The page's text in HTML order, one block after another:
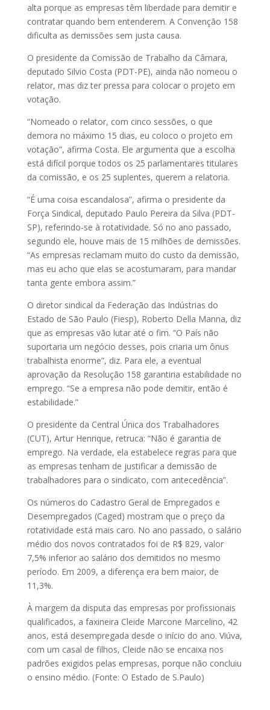
alta porque as empresas têm liberdade para demitir e
contratar quando bem entenderem. A Convenção 158
dificulta as demissões sem justa causa.
O presidente da Comissão de Trabalho da Câmara,
deputado Silvio Costa (PDT-PE), ainda não nomeou o
relator, mas diz ter pressa para colocar o projeto em
votação.
“Nomeado o relator, com cinco sessões, o que
demora no máximo 15 dias, eu coloco o projeto em
votação”, afirma Costa. Ele argumenta que a escolha
está difícil porque todos os 25 parlamentares titulares
da comissão, e os 25 suplentes, querem a relatoria.
“É uma coisa escandalosa”, afirma o presidente da
Força Sindical, deputado Paulo Pereira da Silva (PDT-
SP), referindo-se à rotatividade. Só no ano passado,
segundo ele, houve mais de 15 milhões de demissões.
“As empresas reclamam muito do custo da demissão,
mas eu acho que elas se acostumaram, para mandar
tanta gente embora assim.”
O diretor sindical da Federação das Indústrias do
Estado de São Paulo (Fiesp), Roberto Della Manna, diz
que as empresas vão lutar até o fim. “O País não
suportaria um negócio desses, pois criaria um ônus
trabalhista enorme”, diz. Para ele, a eventual
aprovação da Resolução 158 garantiria estabilidade no
emprego. “Se a empresa não pode demitir, então é
estabilidade.”
O presidente da Central Única dos Trabalhadores
(CUT), Artur Henrique, retruca: “Não é garantia de
emprego. Na verdade, ela estabelece regras para que
as empresas tenham de justificar a demissão de
trabalhadores para o sindicato, com antecedência”.
Os números do Cadastro Geral de Empregados e
Desempregados (Caged) mostram que o preço da
rotatividade está mais caro. No ano passado, o salário
médio dos novos contratados foi de R$ 829, valor
7,5% inferior ao salário dos demitidos no mesmo
período. Em 2009, a diferença era bem maior, de
11,3%.
À margem da disputa das empresas por profissionais
qualificados, a faxineira Cleide Marcone Marcelino, 42
anos, está desempregada desde o início do ano. Viúva,
com um casal de filhos, Cleide não se encaixa nos
padrões exigidos pelas empresas, porque não concluiu
o ensino médio. (Fonte: O Estado de S.Paulo)